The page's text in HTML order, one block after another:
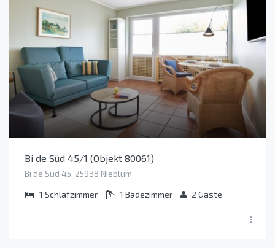
Bi de Süd 45/1 (Objekt 80061)
Bi de Süd 45, 25938 Nieblum
1 Schlafzimmer 1 Badezimmer 2 Gäste